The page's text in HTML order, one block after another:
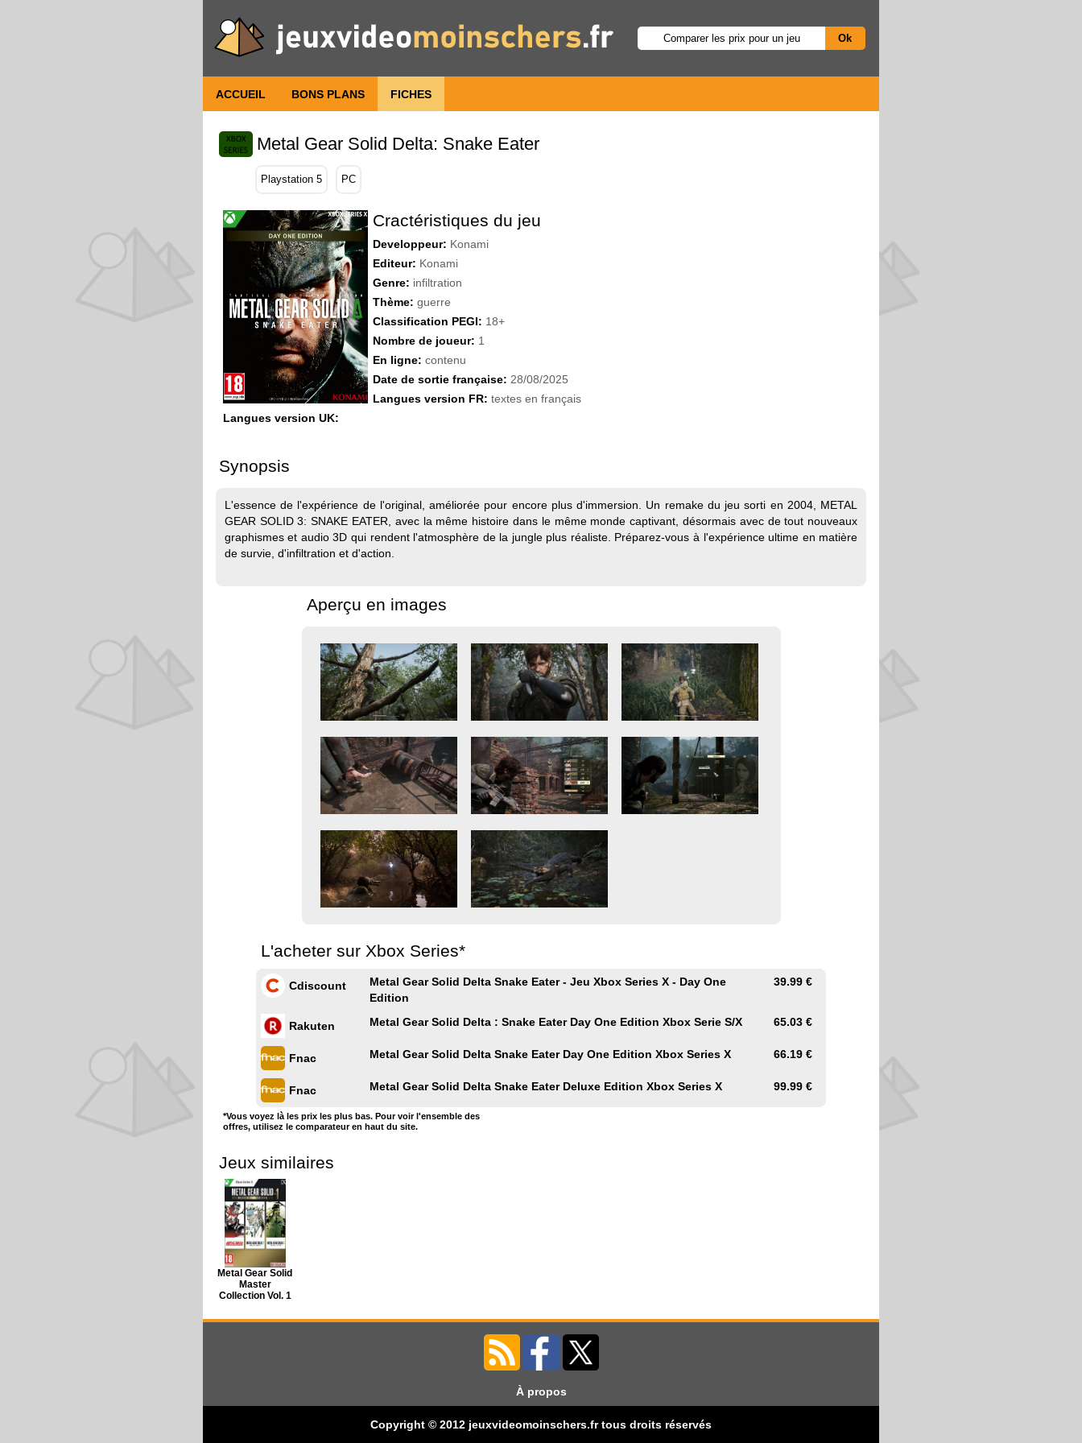
ACCUEIL BONS PLANS FICHES
Metal Gear Solid Delta: Snake Eater
Playstation 5 PC
Cractéristiques du jeu
Developpeur: Konami
Editeur: Konami
Genre: infiltration
Thème: guerre
Classification PEGI: 18+
Nombre de joueur: 1
En ligne: contenu
Date de sortie française: 28/08/2025
Langues version FR: textes en français
Langues version UK:
Synopsis
L'essence de l'expérience de l'original, améliorée pour encore plus d'immersion. Un remake du jeu sorti en 2004, METAL
GEAR SOLID 3: SNAKE EATER, avec la même histoire dans le même monde captivant, désormais avec de tout nouveaux
graphismes et audio 3D qui rendent l'atmosphère de la jungle plus réaliste. Préparez-vous à l'expérience ultime en matière
de survie, d'infiltration et d'action.
Aperçu en images
L'acheter sur Xbox Series*
Cdiscount
Metal Gear Solid Delta Snake Eater - Jeu Xbox Series X - Day One
Edition
39.99 €
Rakuten Metal Gear Solid Delta : Snake Eater Day One Edition Xbox Serie S/X 65.03 €
Fnac Metal Gear Solid Delta Snake Eater Day One Edition Xbox Series X 66.19 €
Fnac Metal Gear Solid Delta Snake Eater Deluxe Edition Xbox Series X 99.99 €
*Vous voyez là les prix les plus bas. Pour voir l'ensemble des
offres, utilisez le comparateur en haut du site.
Jeux similaires
Metal Gear Solid
Master
Collection Vol. 1
À propos
Copyright © 2012 jeuxvideomoinschers.fr tous droits réservés